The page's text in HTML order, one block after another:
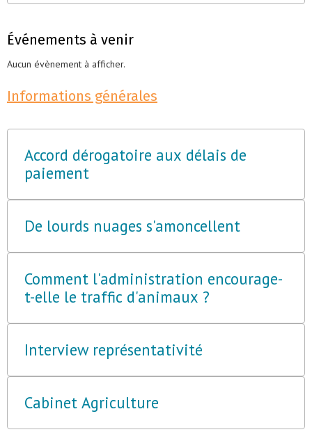
Événements à venir
Aucun évènement à afficher.
Informations générales
Accord dérogatoire aux délais de
paiement
De lourds nuages s'amoncellent
Comment l'administration encourage-
t-elle le traffic d'animaux ?
Interview représentativité
Cabinet Agriculture